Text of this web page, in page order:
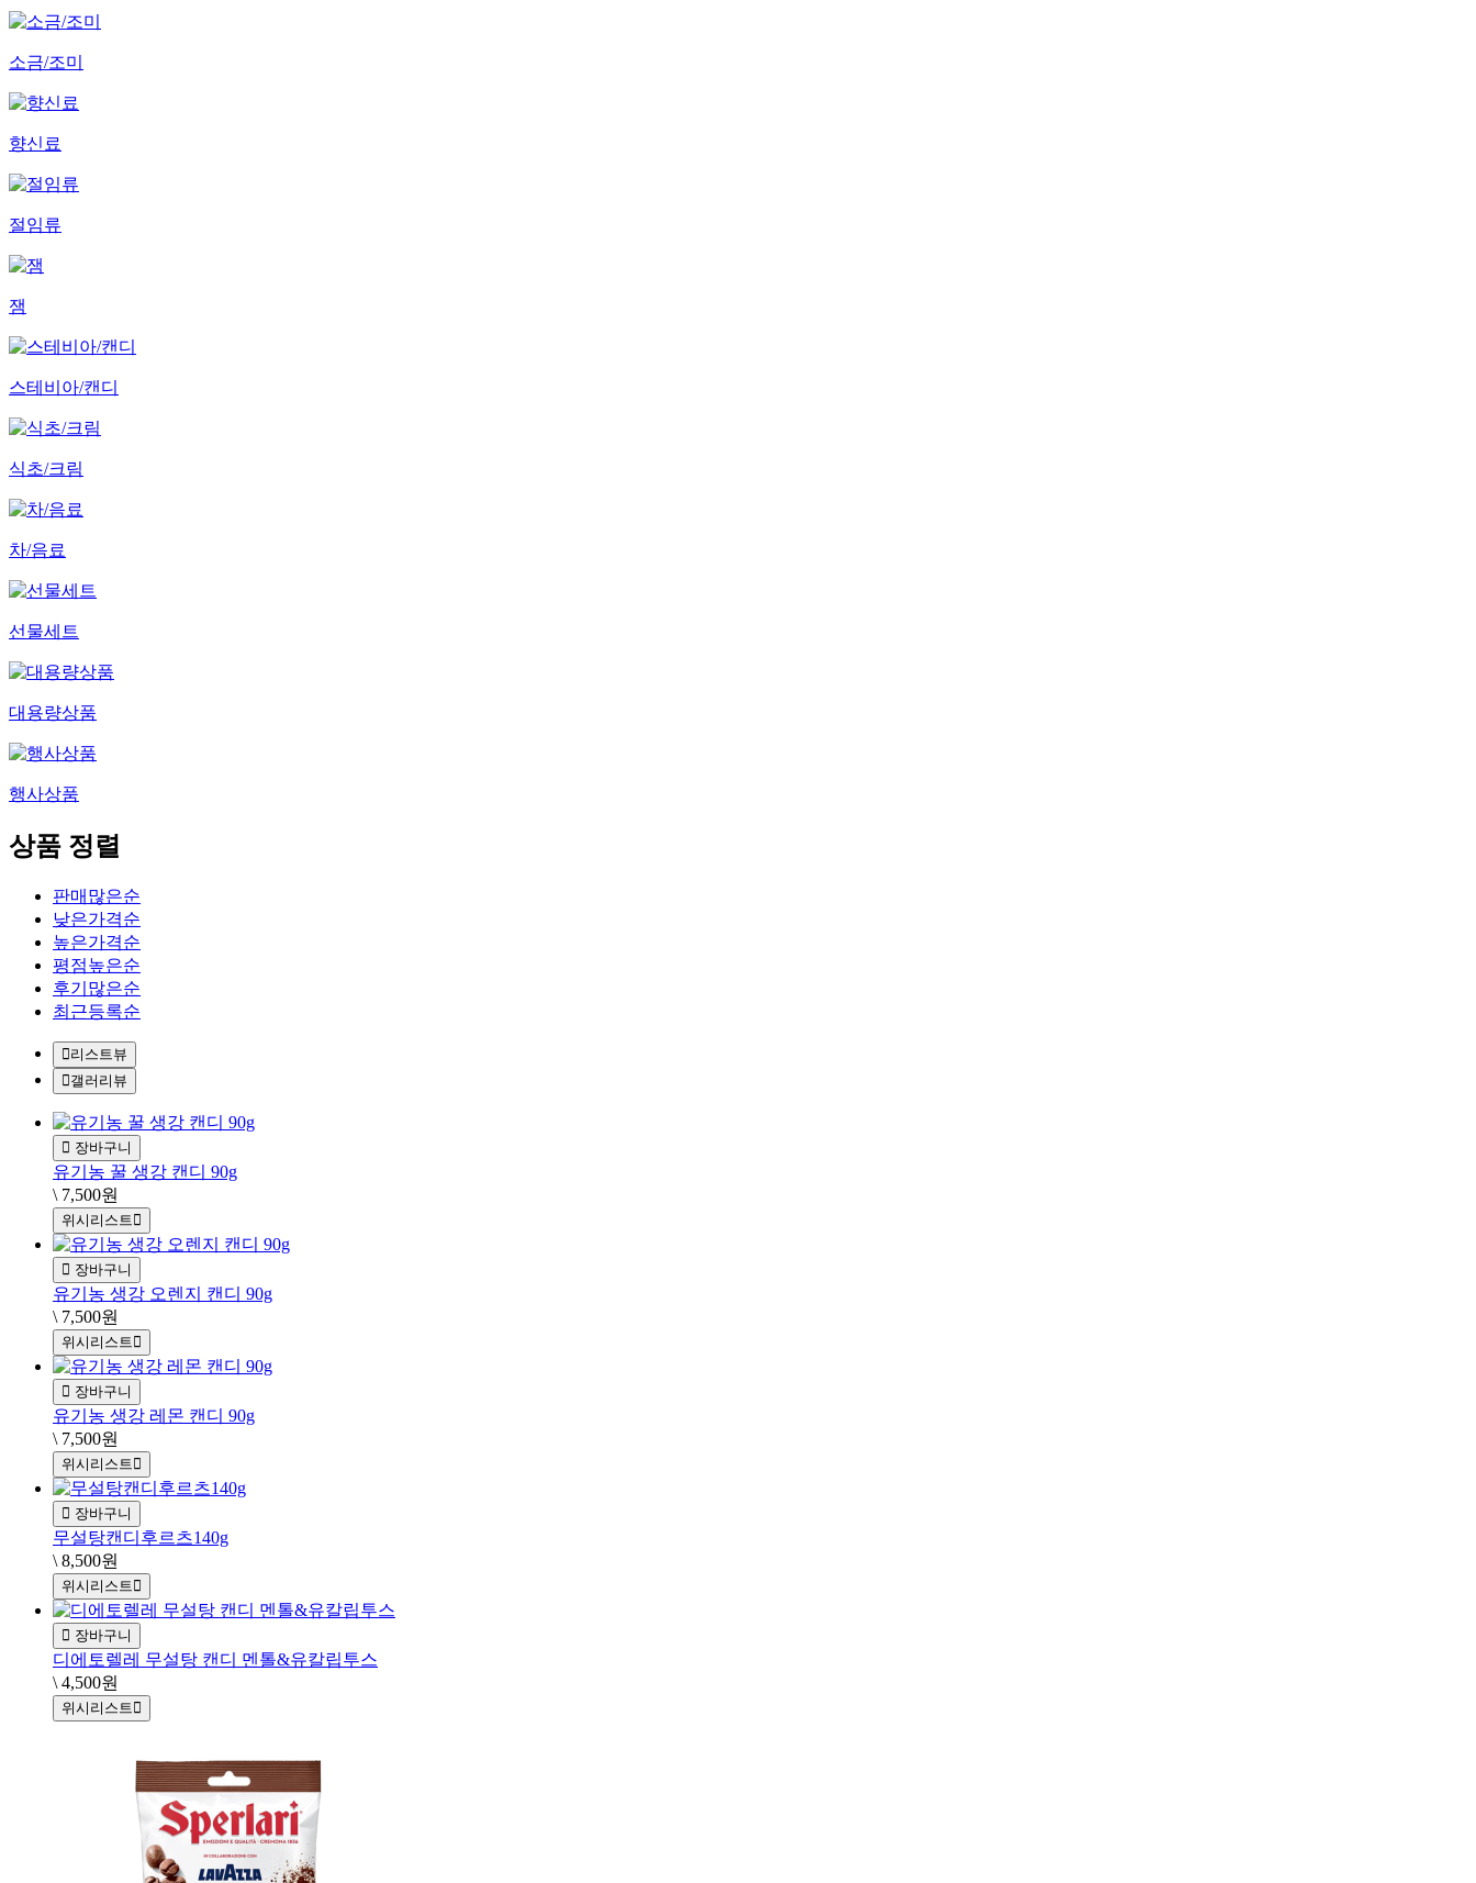
소금/조미
향신료
절임류
잼
스테비아/캔디
식초/크림
차/음료
선물세트
대용량상품
행사상품
상품 정렬
판매많은순
낮은가격순
높은가격순
평점높은순
후기많은순
최근등록순
리스트뷰
갤러리뷰
장바구니
유기농 꿀 생강 캔디 90g
\ 7,500원
위시리스트
장바구니
유기농 생강 오렌지 캔디 90g
\ 7,500원
위시리스트
장바구니
유기농 생강 레몬 캔디 90g
\ 7,500원
위시리스트
장바구니
무설탕캔디후르츠140g
\ 8,500원
위시리스트
장바구니
디에토렐레 무설탕 캔디 멘톨&유칼립투스
\ 4,500원
위시리스트